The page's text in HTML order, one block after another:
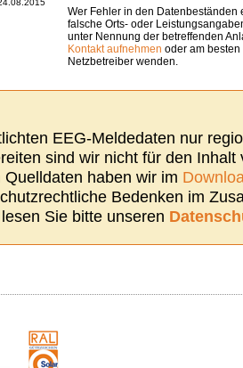
Wer Fehler in den Datenbeständen
falsche Orts- oder
unter Nennung der betreffenden
Kontakt aufnehmen oder am
Netzbetreiber wenden.
EEG-Meldedaten nur
sind wir nicht für den Inhalt
haben wir im
Bedenken im
Sie bitte unseren